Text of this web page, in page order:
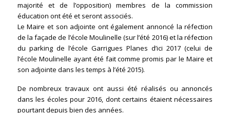
majorité et de l’opposition) membres de la commission
éducation ont été et seront associés.
Le Maire et son adjointe ont également annoncé la réfection
de la façade de l’école Moulinelle (sur l’été 2016) et la réfection
du parking de l’école Garrigues Planes d’ici 2017 (celui de
l’école Moulinelle ayant été fait comme promis par le Maire et
son adjointe dans les temps à l’été 2015).
De nombreux travaux ont aussi été réalisés ou annoncés
dans les écoles pour 2016, dont certains étaient nécessaires
pourtant depuis bien des années.